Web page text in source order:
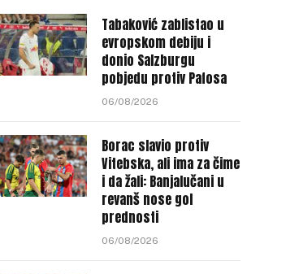
Tabaković zablistao u
evropskom debiju i
donio Salzburgu
pobjedu protiv Pafosa
06/08/2026
Borac slavio protiv
Vitebska, ali ima za čime
i da žali: Banjalučani u
revanš nose gol
prednosti
06/08/2026